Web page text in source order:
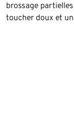
brossage
toucher doux et